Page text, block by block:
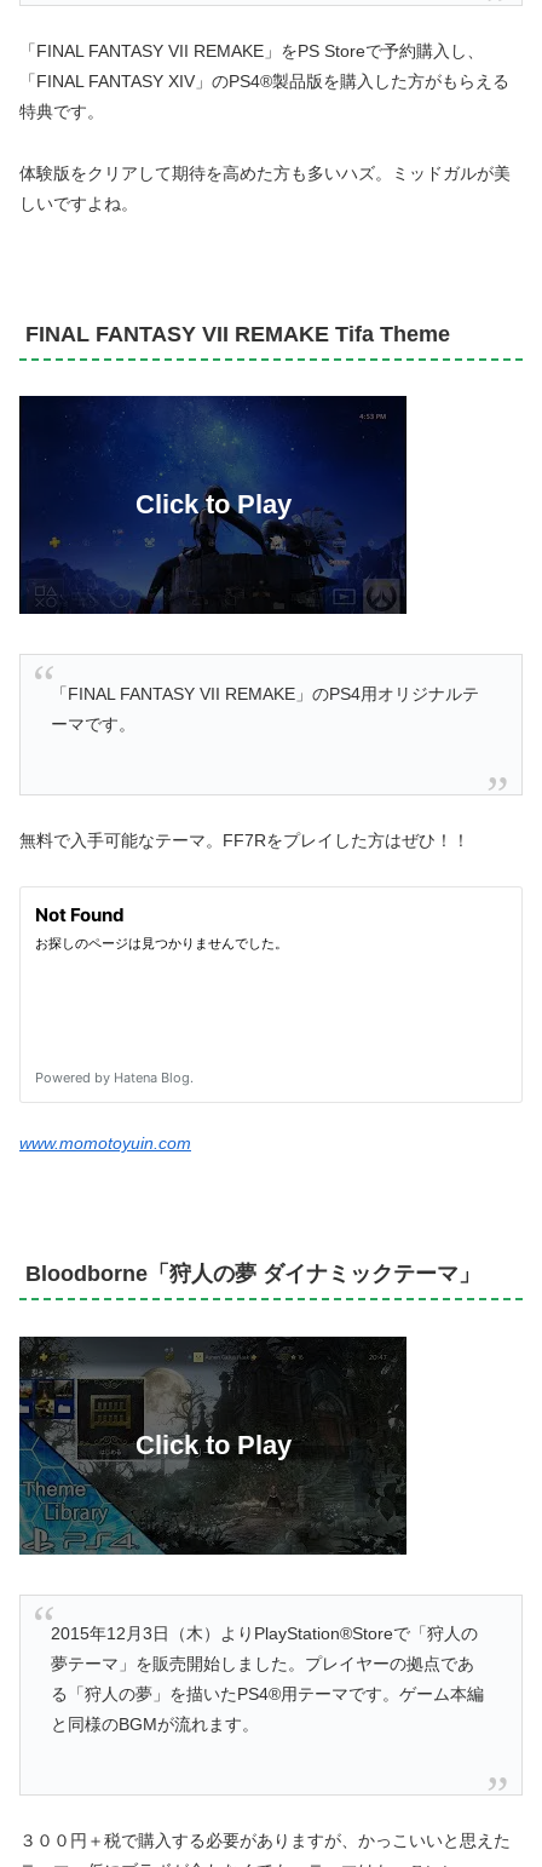
「FINAL FANTASY VII REMAKE」をPS Storeで予約購入し、
「FINAL FANTASY XIV」のPS4®製品版を購入した方がもらえる
特典です。
体験版をクリアして期待を高めた方も多いハズ。ミッドガルが美
しいですよね。
FINAL FANTASY VII REMAKE Tifa Theme
「FINAL FANTASY VII REMAKE」のPS4用オリジナルテ
ーマです。
無料で入手可能なテーマ。FF7Rをプレイした方はぜひ！！
www.momotoyuin.com
Bloodborne「狩人の夢 ダイナミックテーマ」
2015年12月3日（木）よりPlayStation®Storeで「狩人の
夢テーマ」を販売開始しました。プレイヤーの拠点であ
る「狩人の夢」を描いたPS4®用テーマです。ゲーム本編
と同様のBGMが流れます。
３００円＋税で購入する必要がありますが、かっこいいと思えた